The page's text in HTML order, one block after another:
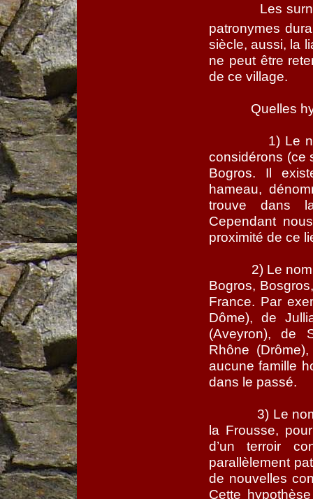
Les
patronymes
siècle, aussi, la
ne peut être
de ce village.
Quelles
1) Le
considérons (ce
Bogros. Il
hameau,
trouve dans la
Cependant
proximité de ce
2) Le
Bogros,
France. Par
Dôme), de
(Aveyron), de
Rhône
aucune famille
dans le passé.
3) Le
la Frousse,
d’un terroir
parallèlement
de nouvelles
Cette